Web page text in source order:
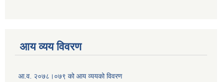
आय व्यय विवरण
आ.व. २०७८।०७९ को आय व्ययको विवरण